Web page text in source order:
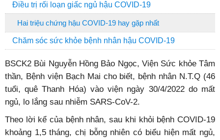
Điều trị rối loạn giấc ngủ hậu COVID-19
Hai triệu chứng hậu COVID-19 hay gặp nhất
Chăm sóc sức khỏe bệnh nhân hậu COVID-19
BSCK2 Bùi Nguyễn Hồng Bảo Ngọc, Viện Sức khỏe Tâm
thần, Bệnh viện Bạch Mai cho biết, bệnh nhân N.T.Q (46
tuổi, quê Thanh Hóa) vào viện ngày 30/4/2022 do mất
ngủ, lo lắng sau nhiễm SARS-CoV-2.
Theo lời kể của bệnh nhân, sau khi khỏi bệnh COVID-19
khoảng 1,5 tháng, chị bỗng nhiên có biểu hiện mất ngủ,